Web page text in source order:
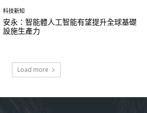
科技新知
安永：智能體人工智能有望提升全球基礎
設施生產力
Load more